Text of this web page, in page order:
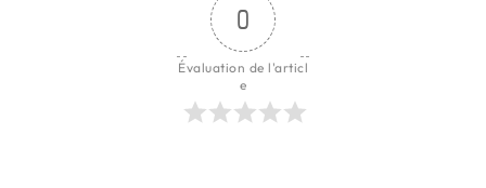
0
Évaluation de l'articl
e